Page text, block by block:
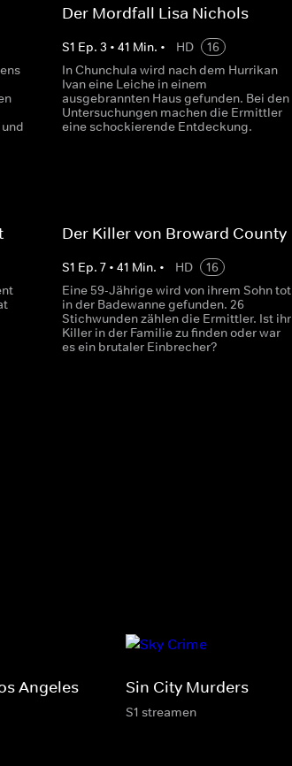
Der Mordfall Lisa Nichols
S1 Ep. 3 • 41 Min. • HD
16
In Chunchula wird nach dem Hurrikan
Ivan eine Leiche in einem
ausgebrannten Haus gefunden. Bei den
Untersuchungen machen die Ermittler
eine schockierende Entdeckung.
Der Killer von Broward County
S1 Ep. 7• 41 Min. • HD
16
Eine 59-Jährige wird von ihrem Sohn tot
in der Badewanne gefunden. 26
Stichwunden zählen die Ermittler. Ist ihr
Killer in der Familie zu finden oder war
es ein brutaler Einbrecher?
Angeles Sin City Murders
S1 streamen